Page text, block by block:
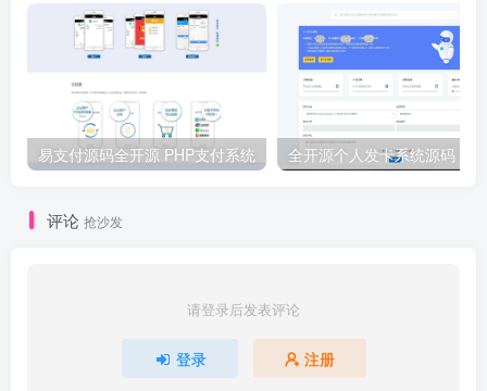
易支付源码全开源 PHP支付系统
评论 抢沙发
请登录后发表评论
登录 注册